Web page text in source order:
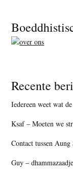
Footer
Recente
Iedereen weet wat
Ksaf – Moeten we
Contact tussen
Guy –